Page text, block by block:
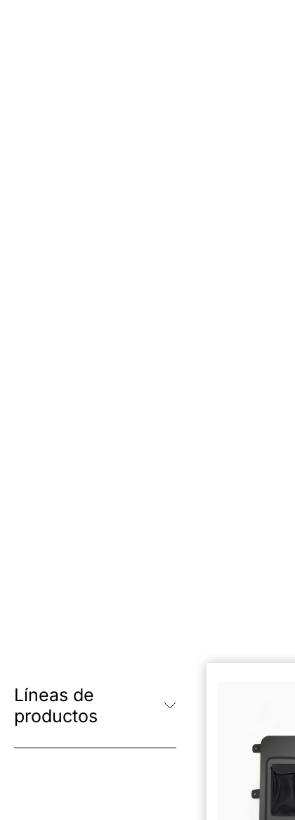
Líneas de
productos